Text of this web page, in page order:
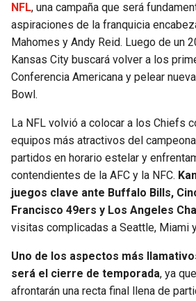
VIKINGS
FALCONS
PANTHERS
SAINTS
BUCCANEERS
THUNDER
TRAIL BLAZERS
JAZZ
NFL, una campaña que será
aspiraciones de la franquicia
Mahomes y Andy Reid. Luego de un
Kansas City buscará volver a los
Conferencia Americana y pelear
Bowl.
La NFL volvió a colocar a los Chiefs
equipos más atractivos del
partidos en horario estelar y
contendientes de la AFC y la NFC.
juegos clave ante Buffalo Bills,
Francisco 49ers y Los Angeles
visitas complicadas a Seattle, Miami
Uno de los aspectos más
será el cierre de temporada, ya
afrontarán una recta final llena de